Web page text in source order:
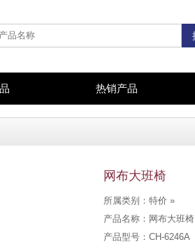
热销产品
网布大班椅
所属类别：特价 »
产品名称：网布大班椅
产品型号：CH-6246A